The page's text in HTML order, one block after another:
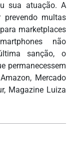
sua atuação. A
multas
marketplaces
não
sanção, o
permanecessem
Mercado
Magazine Luiza